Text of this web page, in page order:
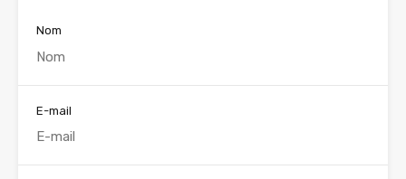
Nom
E-mail